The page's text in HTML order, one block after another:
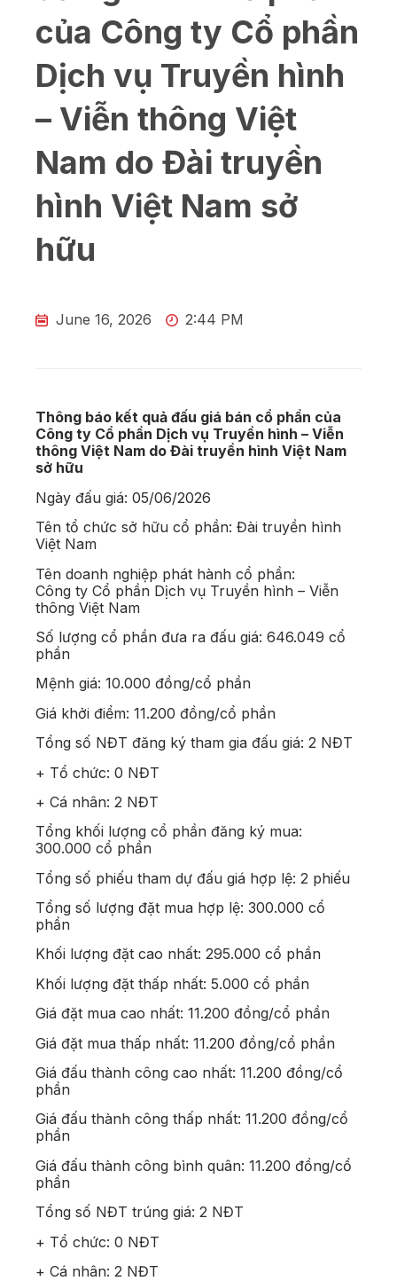
của Công ty Cổ phần
Dịch vụ Truyền hình
– Viễn thông Việt
Nam do Đài truyền
hình Việt Nam sở
hữu
June 16, 2026 2:44 PM
Thông báo kết quả đấu giá bán cổ phần của
Công ty Cổ phần Dịch vụ Truyền hình – Viễn
thông Việt Nam do Đài truyền hình Việt Nam
sở hữu
Ngày đấu giá: 05/06/2026
Tên tổ chức sở hữu cổ phần: Đài truyền hình
Việt Nam
Tên doanh nghiệp phát hành cổ phần:
Công ty Cổ phần Dịch vụ Truyền hình – Viễn
thông Việt Nam
Số lượng cổ phần đưa ra đấu giá: 646.049 cổ
phần
Mệnh giá: 10.000 đồng/cổ phần
Giá khởi điểm: 11.200 đồng/cổ phần
Tổng số NĐT đăng ký tham gia đấu giá: 2 NĐT
+ Tổ chức: 0 NĐT
+ Cá nhân: 2 NĐT
Tổng khối lượng cổ phần đăng ký mua:
300.000 cổ phần
Tổng số phiếu tham dự đấu giá hợp lệ: 2 phiếu
Tổng số lượng đặt mua hợp lệ: 300.000 cổ
phần
Khối lượng đặt cao nhất: 295.000 cổ phần
Khối lượng đặt thấp nhất: 5.000 cổ phần
Giá đặt mua cao nhất: 11.200 đồng/cổ phần
Giá đặt mua thấp nhất: 11.200 đồng/cổ phần
Giá đấu thành công cao nhất: 11.200 đồng/cổ
phần
Giá đấu thành công thấp nhất: 11.200 đồng/cổ
phần
Giá đấu thành công bình quân: 11.200 đồng/cổ
phần
Tổng số NĐT trúng giá: 2 NĐT
+ Tổ chức: 0 NĐT
+ Cá nhân: 2 NĐT